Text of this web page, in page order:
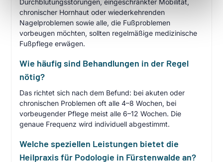
Durchblutungsstörungen, eingeschränkter Mobilität,
chronischer Hornhaut oder wiederkehrenden
Nagelproblemen sowie alle, die Fußproblemen
vorbeugen möchten, sollten regelmäßige medizinische
Fußpflege erwägen.
Wie häufig sind Behandlungen in der Regel
nötig?
Das richtet sich nach dem Befund: bei akuten oder
chronischen Problemen oft alle 4–8 Wochen, bei
vorbeugender Pflege meist alle 6–12 Wochen. Die
genaue Frequenz wird individuell abgestimmt.
Welche speziellen Leistungen bietet die
Heilpraxis für Podologie in Fürstenwalde an?